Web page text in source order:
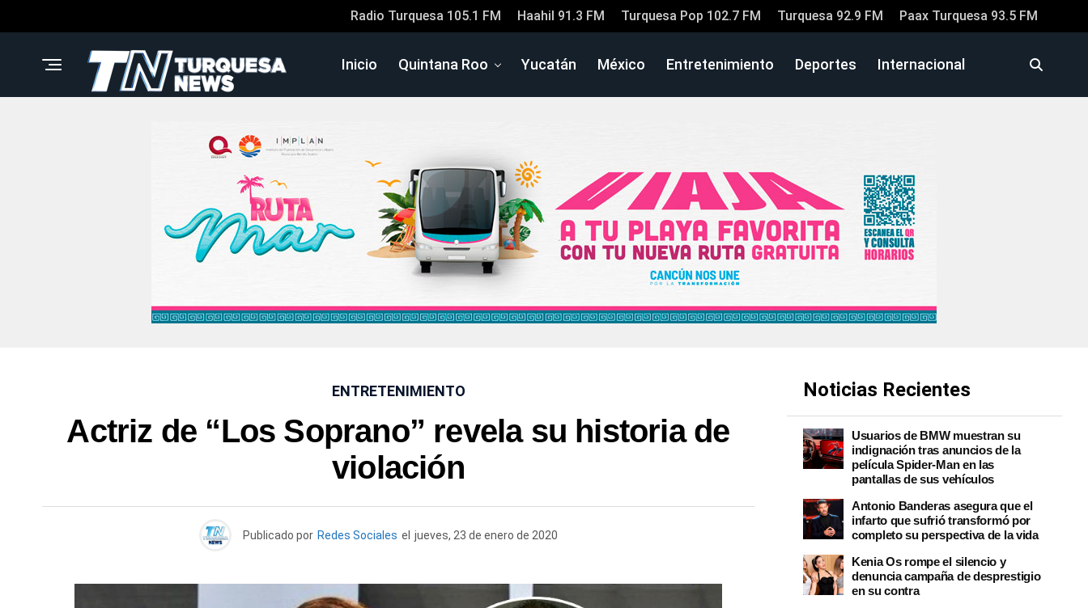
Radio Turquesa 105.1 FM Haahil 91.3 FM Turquesa Pop 102.7 FM Turquesa 92.9 FM Paax Turquesa 93.5 FM
Inicio Quintana Roo Yucatán México Entretenimiento Deportes Internacional
ENTRETENIMIENTO
Actriz de “Los Soprano” revela su historia de
violación
Publicado por Redes Sociales el jueves, 23 de enero de 2020
Noticias Recientes
Usuarios de BMW muestran su
indignación tras anuncios de la
película Spider-Man en las
pantallas de sus vehículos
Antonio Banderas asegura que el
infarto que sufrió transformó por
completo su perspectiva de la vida
Kenia Os rompe el silencio y
denuncia campaña de desprestigio
en su contra